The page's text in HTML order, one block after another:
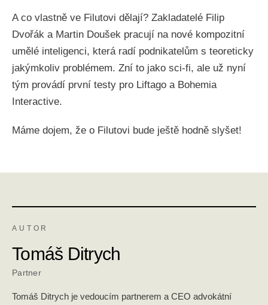
A co vlastně ve Filutovi dělají? Zakladatelé Filip
Dvořák a Martin Doušek pracují na nové kompozitní
umělé inteligenci, která radí podnikatelům s teoreticky
jakýmkoliv problémem. Zní to jako sci-fi, ale už nyní
tým provádí první testy pro Liftago a Bohemia
Interactive.
Máme dojem, že o Filutovi bude ještě hodně slyšet!
AUTOR
Tomáš Ditrych
Partner
Tomáš Ditrych je vedoucím partnerem a CEO advokátní